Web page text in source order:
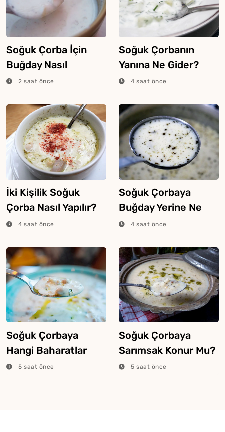
Soğuk Çorba İçin
Buğday Nasıl
Haşlanır?
2 saat önce
Soğuk Çorbanın
Yanına Ne Gider?
4 saat önce
İki Kişilik Soğuk
Çorba Nasıl Yapılır?
4 saat önce
Soğuk Çorbaya
Buğday Yerine Ne
Konur?
4 saat önce
Soğuk Çorbaya
Hangi Baharatlar
Konulur?
5 saat önce
Soğuk Çorbaya
Sarımsak Konur Mu?
5 saat önce